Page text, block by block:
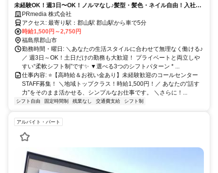
未経験OK！週3日〜OK！ノルマなし♪髪型・髪色・ネイル自由！入社祝
い金ありのコールセンター◎
PRmedia 株式会社
アクセス: 最寄り駅：郡山駅 郡山駅から車で5分
時給1,500円～2,750円
福島県郡山市
勤務時間・曜日: ＼あなたの生活スタイルに合わせて無理なく働ける♪
／ 週3日～OK！土日だけの勤務も大歓迎！ プライベートと両立しや
すい“柔軟シフト制”です✨ ▼選べる3つのシフトパターン * ...
仕事内容: ⭐【高時給＆お祝い金あり】未経験歓迎のコールセンター
STAFF募集！ ＼地域トップクラス！時給1,500円！／ あなたの“話す
力”をそのまま活かせる、シンプルなお仕事です。 ＼さらに！...
シフト自由 固定時間制 残業なし 交通費支給 シフト制
アルバイト・パート